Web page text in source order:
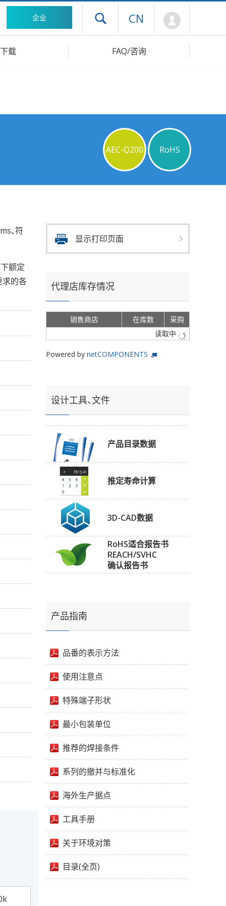
企业 打开抽屉菜单
CN
下载 FAQ/咨询
AEC-Q200 RoHS
、符
额定
求的各
显示打印页面
代理店库存情况
销售商店 在库数
采购
读取中
Powered by netCOMPONENTS
设计工具、文件
产品目录数据
推定寿命计算
3D-CAD数据
RoHS适合报告书
REACH/SVHC
确认报告书
产品指南
品番的表示方法
使用注意点
特殊端子形状
最小包装单位
推荐的焊接条件
系列的撤并与标准化
海外生产据点
工具手册
关于环境对策
目录(全页)